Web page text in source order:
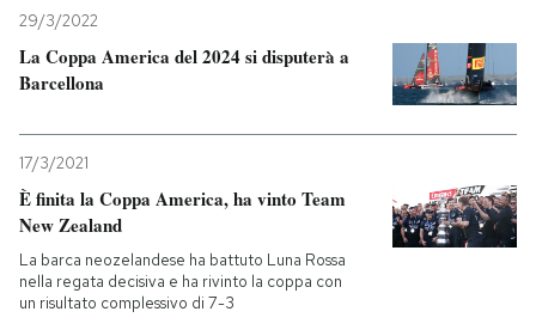
29/3/2022
La Coppa America del 2024 si disputerà a
Barcellona
17/3/2021
È finita la Coppa America, ha vinto Team
New Zealand
La barca neozelandese ha battuto Luna Rossa
nella regata decisiva e ha rivinto la coppa con
un risultato complessivo di 7-3